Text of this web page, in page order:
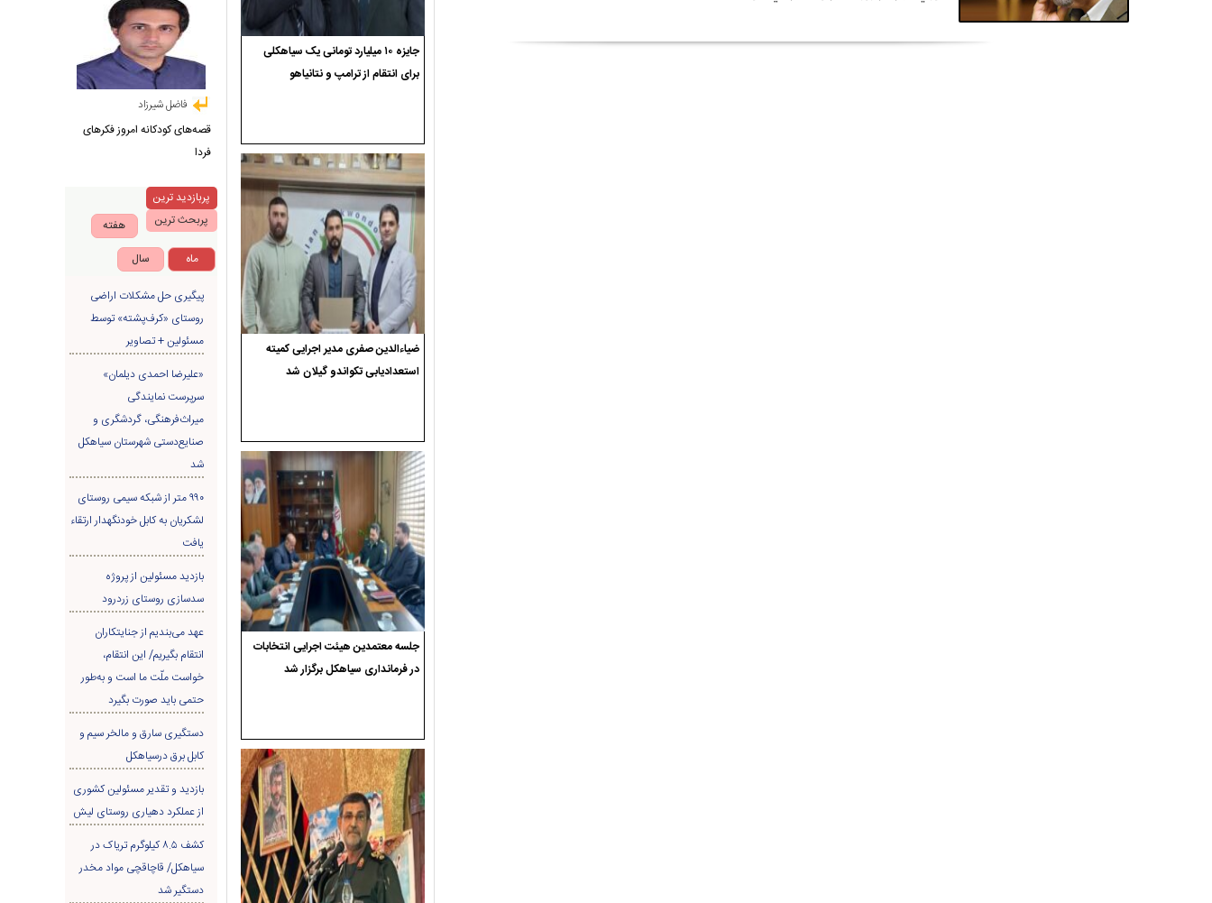
جایزه ۱۰ میلیارد تومانی یک سیاهکلی
برای انتقام از ترامپ و نتانیاهو
ضیاءالدین صفری مدیر اجرایی کمیته
استعدادیابی تکواندو گیلان شد
جلسه معتمدین هیئت اجرایی انتخابات
در فرمانداری سیاهکل برگزار شد
فاضل شیرزاد
قصه‌های کودکانه امروز فکرهای
فردا
پربازدید ترین
پربحث ترین
هفته
ماه
سال
پیگیری حل مشکلات اراضی
روستای «کرف‌پشته» توسط
مسئولین + تصاویر
«علیرضا احمدی دیلمان»
سرپرست نمایندگی
میراث‌فرهنگی، گردشگری و
صنایع‌دستی شهرستان سیاهکل
شد
۹۹۰ متر از شبکه سیمی روستای
لشکریان به کابل خودنگهدار ارتقاء
یافت
بازدید مسئولین از پروژه
سدسازی روستای زردرود
عهد می‌بندیم از جنایتکاران
انتقام بگیریم/ این انتقام،
خواست ملّت ما است و به‌طور
حتمی باید صورت بگیرد
دستگیری سارق و مالخر سیم و
کابل برق درسیاهکل
بازدید و تقدیر مسئولین کشوری
از عملکرد دهیاری روستای لیش
کشف ۸.۵ کیلوگرم تریاک در
سیاهکل/ قاچاقچی مواد مخدر
دستگیر شد